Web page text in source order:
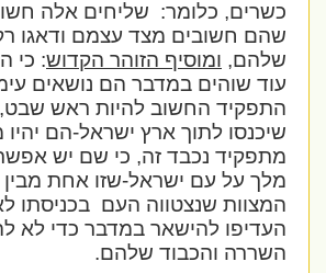
כשרים, כלומר: שליחים אלה חשו
שהם חשובים מצד עצמם ודאגו רק
שלהם,ומוסיף הזוהר הקדוש: כי
עוד שוהים במדבר הם נושאים
התפקיד החשוב להיות ראש שבט,
שיכנסו לתוך ארץ ישראל-הם יהיו
מתפקיד נכבד זה, כי שם יש
מלך על עם ישראל-שזו אחת מבין
המצוות שנצטווה העם בכניסתו
העדיפו להישאר במדבר כדי לא
השררה והכבוד שלהם.